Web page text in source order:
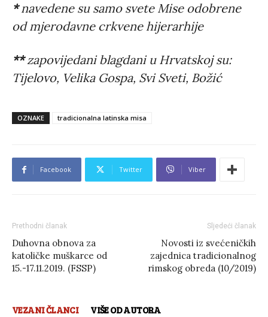
*navedene su samo svete Mise odobrene
od mjerodavne crkvene hijerarhije
**zapovijedani blagdani u Hrvatskoj su:
Tijelovo, Velika Gospa, Svi Sveti, Božić
OZNAKE tradicionalna latinska misa
Facebook Twitter Viber
Prethodni članak
Duhovna obnova za
katoličke muškarce od
15.-17.11.2019. (FSSP)
Sljedeći članak
Novosti iz svećeničkih
zajednica tradicionalnog
rimskog obreda (10/2019)
VEZANI ČLANCI VIŠE OD AUTORA